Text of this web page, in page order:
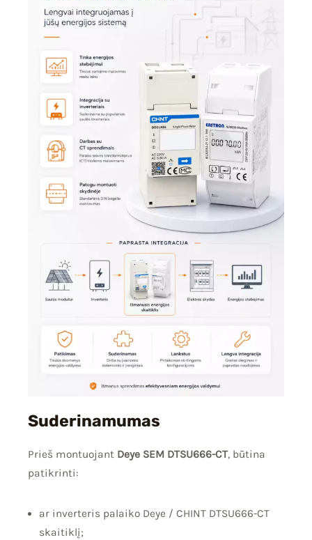
Suderinamumas
Prieš montuojant Deye SEM DTSU666-CT, būtina
patikrinti:
ar inverteris palaiko Deye / CHINT DTSU666-CT
skaitiklį;